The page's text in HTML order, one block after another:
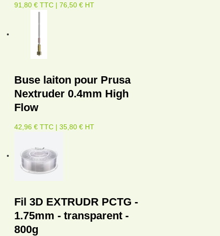
91,80 € TTC | 76,50 € HT
Buse laiton pour Prusa
Nextruder 0.4mm High
Flow
42,96 € TTC | 35,80 € HT
Fil 3D EXTRUDR PCTG -
1.75mm - transparent -
800g